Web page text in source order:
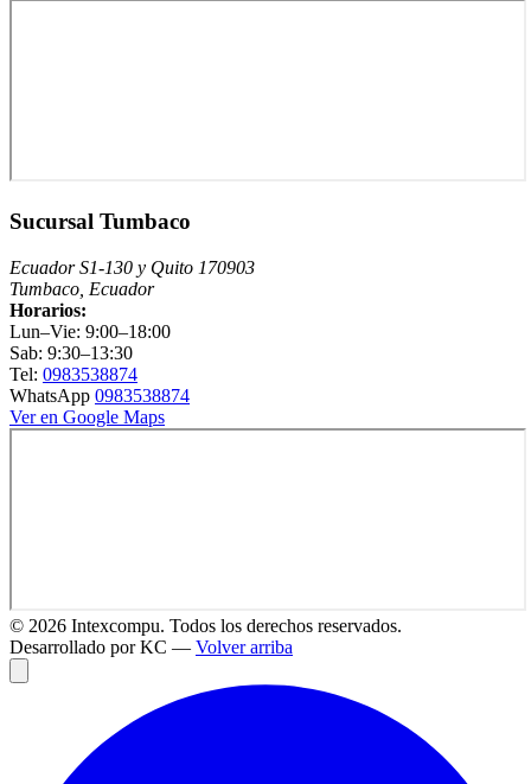
Sucursal Tumbaco
Ecuador S1-130 y Quito 170903
Tumbaco, Ecuador
Horarios:
Lun–Vie: 9:00–18:00
Sab: 9:30–13:30
Tel: 0983538874
WhatsApp 0983538874
Ver en Google Maps
© 2026 Intexcompu. Todos los derechos reservados.
Desarrollado por KC — Volver arriba